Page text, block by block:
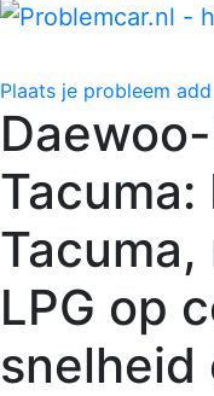
Plaats je probleem add
Tacuma:
LPG op
snelheid